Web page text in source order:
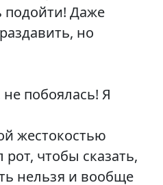
подойти! Даже
но
побоялась! Я
жестокостью
чтобы сказать,
нельзя и вообще